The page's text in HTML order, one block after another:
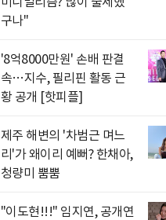
구나"
'8억8000만원' 손배 판결
속…지수, 필리핀 활동 근
황 공개 [핫피플]
제주 해변의 '차범근 며느
리'가 왜이리 예뻐? 한채아,
청량미 뿜뿜
"이도현!!!" 임지연, 공개연